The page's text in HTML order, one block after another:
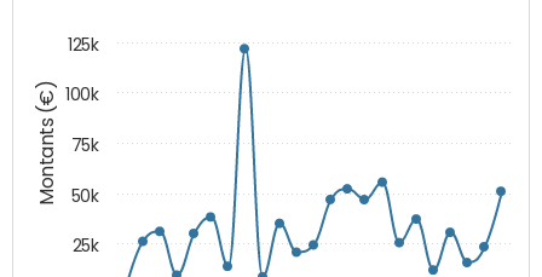
Montants (€)
25k
50k
75k
100k
125k